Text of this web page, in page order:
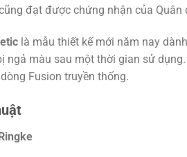
đạt được chứng nhận của
là mẫu thiết kế mới năm nay
ngả màu sau một thời gian sử
Fusion truyền thống.
Ringke